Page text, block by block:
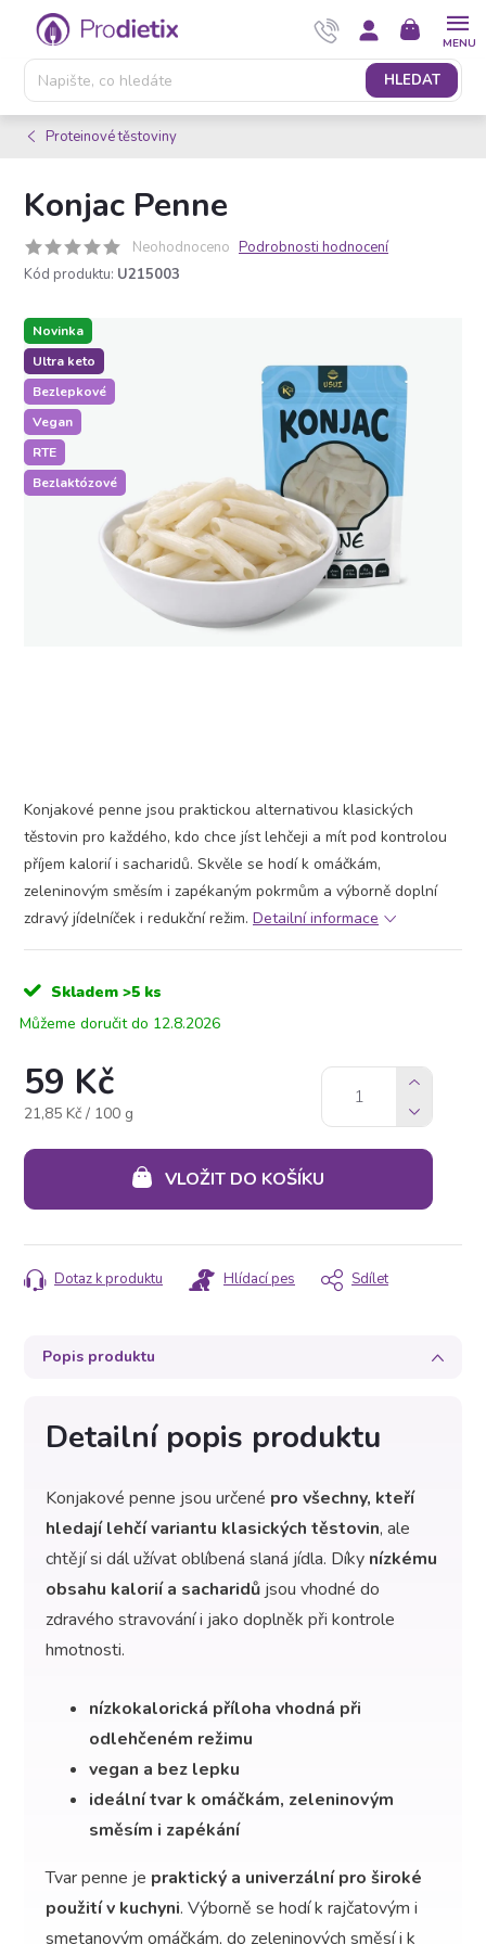
Přejít
obsah
HLEDAT
NÁKUPNÍ
KOŠÍK
Proteinové těstoviny
Konjac Penne
Neohodnoceno Podrobnosti hodnocení
Kód produktu: U215003
Novinka
Ultra keto
Bezlepkové
Vegan
RTE
Bezlaktózové
Konjakové penne jsou praktickou alternativou klasických
těstovin pro každého, kdo chce jíst lehčeji a mít pod kontrolou
příjem kalorií i sacharidů. Skvěle se hodí k omáčkám,
zeleninovým směsím i zapékaným pokrmům a výborně doplní
zdravý jídelníček i redukční režim. Detailní informace
Skladem >5 ks
12.8.2026
59 Kč
Měrná
21,85 Kč / 100 g
VLOŽIT DO KOŠÍKU
Dotaz k produktu Hlídací pes Sdílet
Popis produktu
Detailní popis produktu
Konjakové penne jsou určené pro všechny, kteří
hledají lehčí variantu klasických těstovin, ale
chtějí si dál užívat oblíbená slaná jídla. Díky nízkému
obsahu kalorií a sacharidů jsou vhodné do
zdravého stravování i jako doplněk při kontrole
hmotnosti.
nízkokalorická příloha vhodná při
odlehčeném režimu
vegan a bez lepku
ideální tvar k omáčkám, zeleninovým
směsím i zapékání
Tvar penne je praktický a univerzální pro široké
použití v kuchyni. Výborně se hodí k rajčatovým i
smetanovým omáčkám, do zeleninových směsí i k